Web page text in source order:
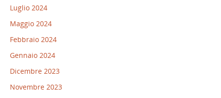
Luglio 2024
Maggio 2024
Febbraio 2024
Gennaio 2024
Dicembre 2023
Novembre 2023